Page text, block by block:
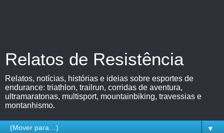
Relatos de Resistência
Relatos, notícias, histórias e ideias sobre esportes de
endurance: triathlon, trailrun, corridas de aventura,
ultramaratonas, multisport, mountainbiking, travessias e
montanhismo.
▼